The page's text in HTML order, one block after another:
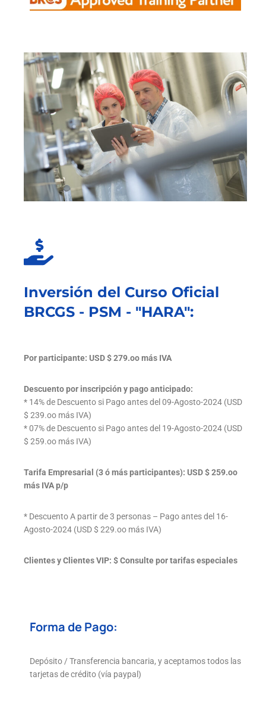
Inversión del Curso Oficial
BRCGS - PSM - "HARA":
Por participante: USD $ 279.oo más IVA
Descuento por inscripción y pago anticipado:
* 14% de Descuento si Pago antes del 09-Agosto-2024 (USD
$ 239.oo más IVA)
* 07% de Descuento si Pago antes del 19-Agosto-2024 (USD
$ 259.oo más IVA)
Tarifa Empresarial (3 ó más participantes): USD $ 259.oo
más IVA p/p
* Descuento A partir de 3 personas – Pago antes del 16-
Agosto-2024 (USD $ 229.oo más IVA)
Clientes y Clientes VIP: $ Consulte por tarifas especiales
Forma de Pago:
Depósito / Transferencia bancaria, y aceptamos todos las
tarjetas de crédito (vía paypal)